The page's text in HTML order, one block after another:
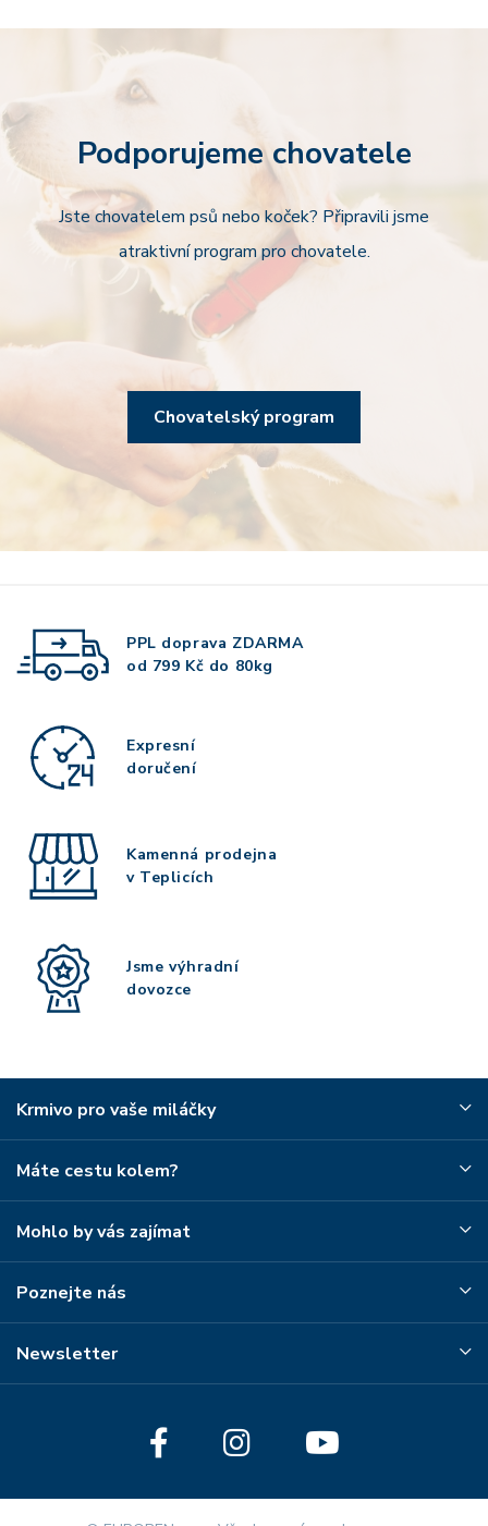
Podporujeme chovatele
Jste chovatelem psů nebo koček? Připravili jsme
atraktivní program pro chovatele.
Chovatelský program
PPL doprava ZDARMA
od 799 Kč do 80kg
Expresní
doručení
Kamenná prodejna
v Teplicích
Jsme výhradní
dovozce
Krmivo pro vaše miláčky
Máte cestu kolem?
Mohlo by vás zajímat
Poznejte nás
Newsletter